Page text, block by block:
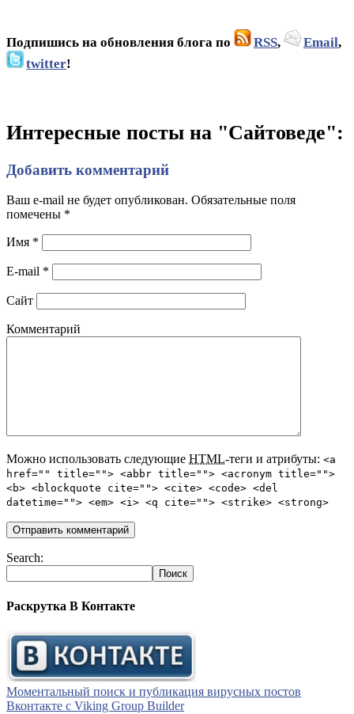
Подпишись на обновления блога по RSS, Email,
twitter!
Интересные посты на "Сайтоведе":
Добавить комментарий
Ваш e-mail не будет опубликован. Обязательные поля
помечены *
Имя *
E-mail *
Сайт
Комментарий
Можно использовать следующие HTML-теги и атрибуты: <a
href="" title=""> <abbr title=""> <acronym title="">
<b> <blockquote cite=""> <cite> <code> <del
datetime=""> <em> <i> <q cite=""> <strike> <strong>
Search:
Раскрутка В Контакте
Моментальный поиск и публикация вирусных постов
Вконтакте с Viking Group Builder